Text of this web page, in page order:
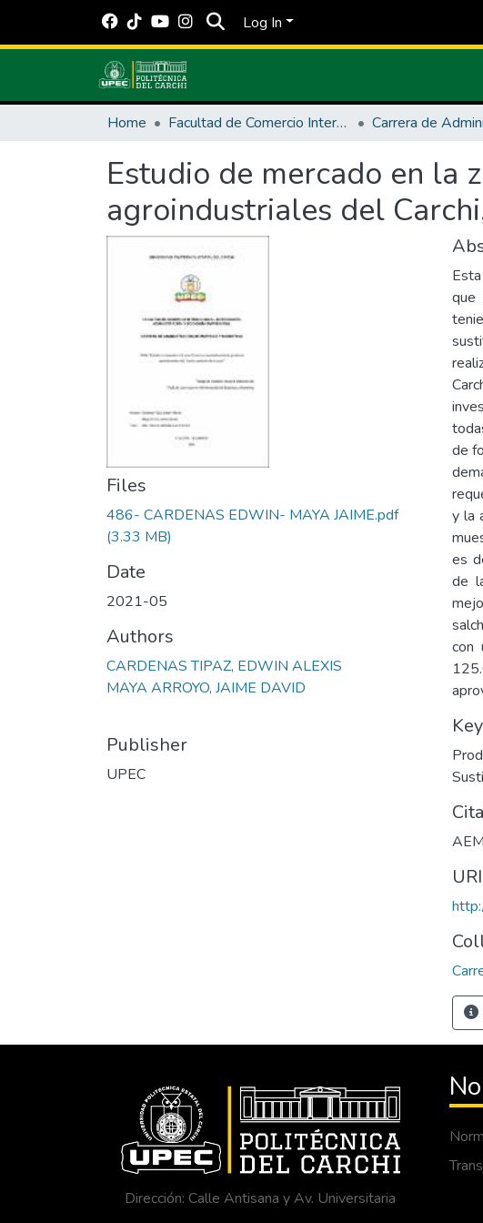
Log In
Home Facultad de Comercio Internacional, Integración, Administración y Economía Empresarial
Estudio de mercado en la
agroindustriales del
Files
486- CARDENAS EDWIN- MAYA JAIME.pdf
(3.33 MB)
Date
2021-05
Authors
CARDENAS TIPAZ, EDWIN ALEXIS
MAYA ARROYO, JAIME DAVID
Publisher
UPEC
que
de
y la
es
de
con
URI
Dirección: Calle Antisana y Av. Universitaria